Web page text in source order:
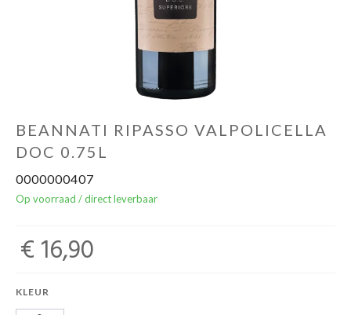
Geels Witteke De Maan's Jenever
BEANNATI RIPASSO VALPOLICELLA
DOC 0.75L
0000000407
Op voorraad / direct leverbaar
€ 16,90
KLEUR